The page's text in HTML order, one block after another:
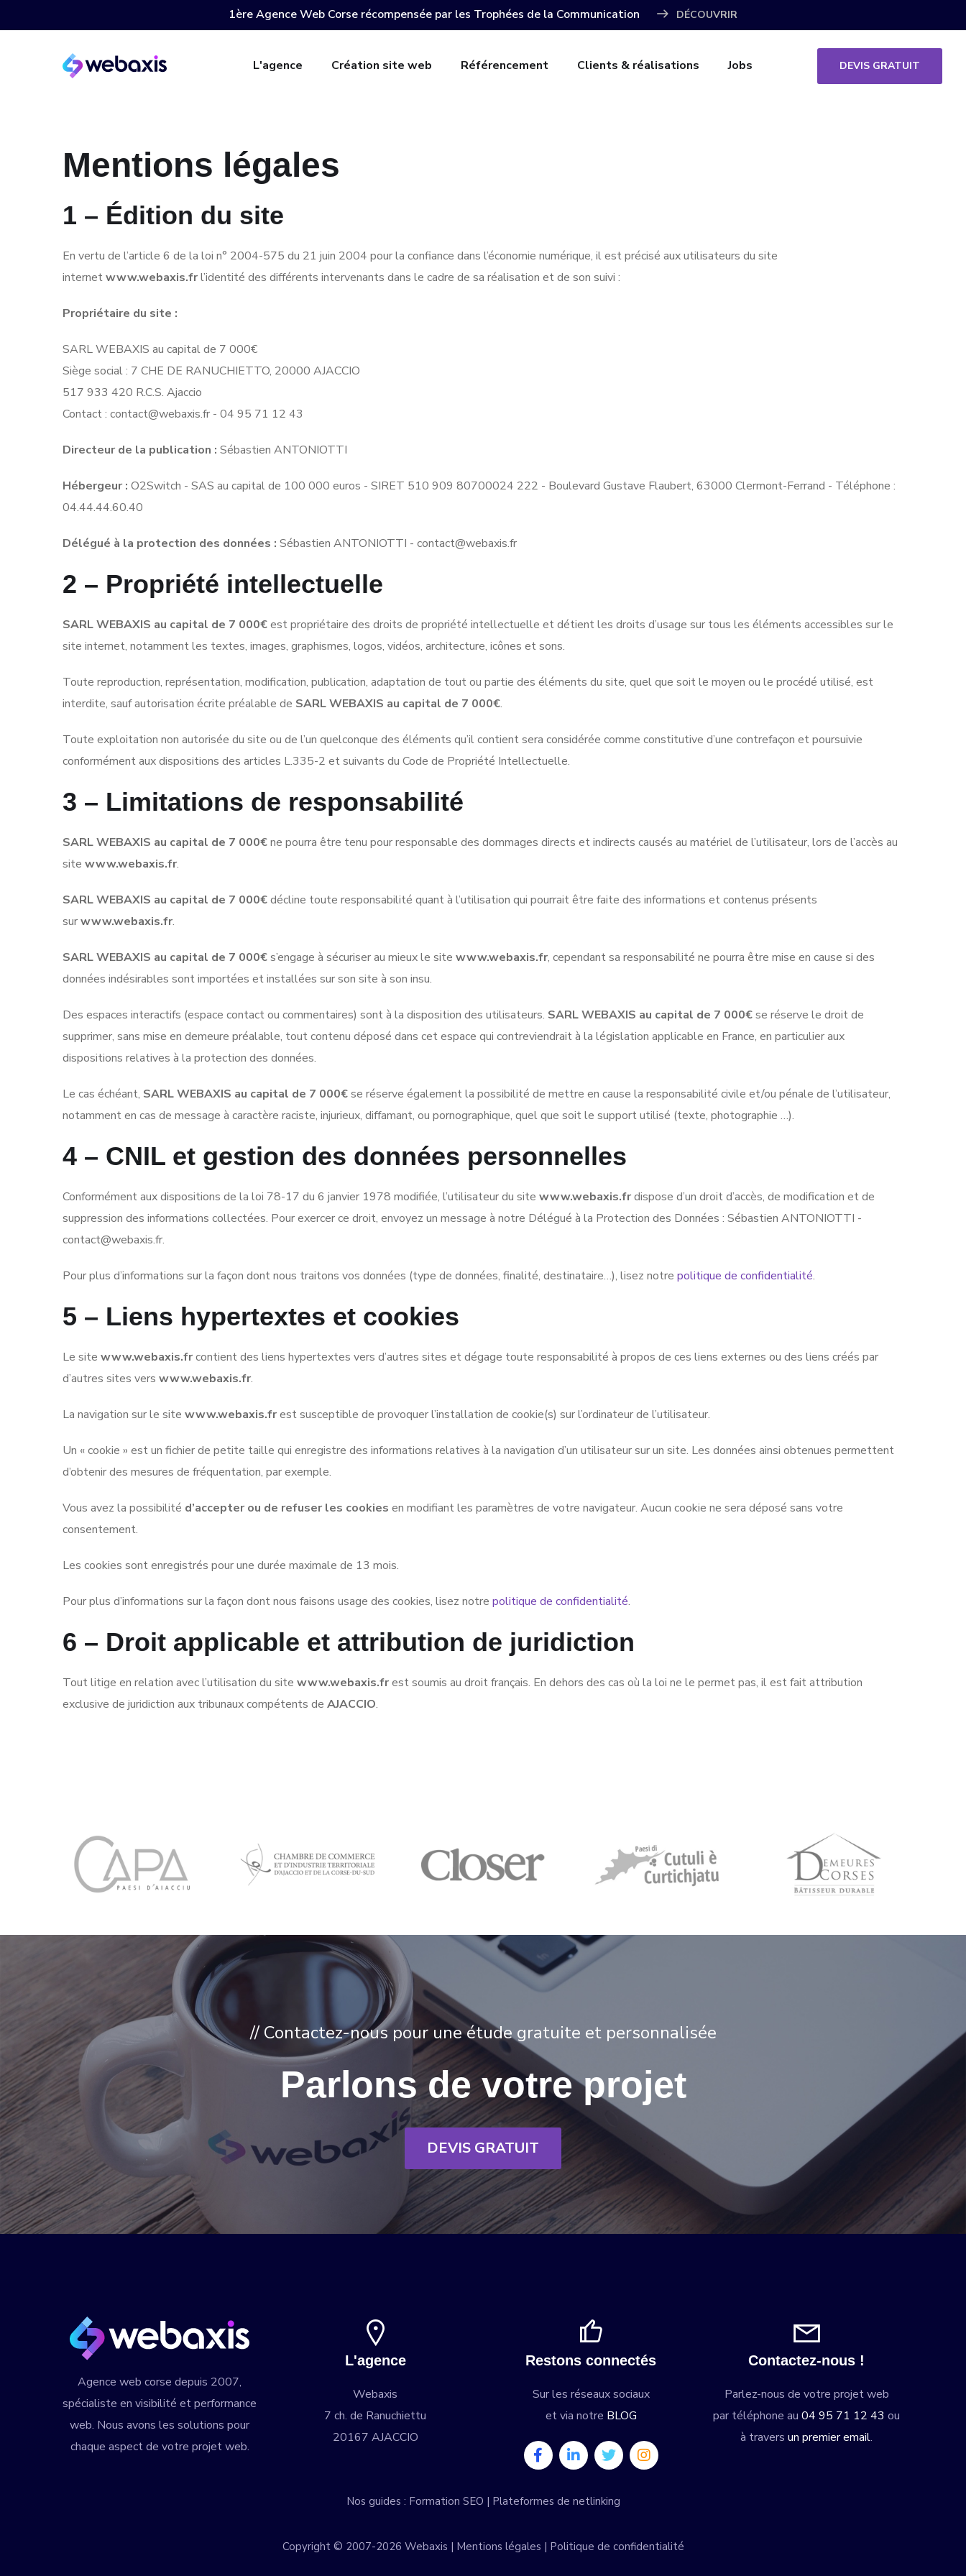
1ère Agence Web Corse récompensée par les Trophées de la Communication DÉCOUVRIR
L'agence Création site web Référencement Clients & réalisations Jobs DEVIS GRATUIT
Mentions légales
1 – Édition du site
En vertu de l’article 6 de la loi n° 2004-575 du 21 juin 2004 pour la confiance dans l’économie numérique, il est précisé aux utilisateurs du site
internetwww.webaxis.frl’identité des différents intervenants dans le cadre de sa réalisation et de son suivi :
Propriétaire du site :
SARL WEBAXIS au capital de 7 000€
Siège social : 7 CHE DE RANUCHIETTO, 20000 AJACCIO
517 933 420 R.C.S. Ajaccio
Contact : contact@webaxis.fr - 04 95 71 12 43
Directeur de la publication : Sébastien ANTONIOTTI
Hébergeur : O2Switch - SAS au capital de 100 000 euros - SIRET 510 909 80700024 222 - Boulevard Gustave Flaubert, 63000 Clermont-Ferrand - Téléphone :
04.44.44.60.40
Délégué à la protection des données : Sébastien ANTONIOTTI - contact@webaxis.fr
2 – Propriété intellectuelle
SARL WEBAXIS au capital de 7 000€est propriétaire des droits de propriété intellectuelle et détient les droits d’usage sur tous les éléments accessibles sur le
site internet, notamment les textes, images, graphismes, logos, vidéos, architecture, icônes et sons.
Toute reproduction, représentation, modification, publication, adaptation de tout ou partie des éléments du site, quel que soit le moyen ou le procédé utilisé, est
interdite, sauf autorisation écrite préalable de SARL WEBAXIS au capital de 7 000€.
Toute exploitation non autorisée du site ou de l’un quelconque des éléments qu’il contient sera considérée comme constitutive d’une contrefaçon et poursuivie
conformément aux dispositions des articles L.335-2 et suivants du Code de Propriété Intellectuelle.
3 – Limitations de responsabilité
SARL WEBAXIS au capital de 7 000€ne pourra être tenu pour responsable des dommages directs et indirects causés au matériel de l’utilisateur, lors de l’accès au
site www.webaxis.fr.
SARL WEBAXIS au capital de 7 000€décline toute responsabilité quant à l’utilisation qui pourrait être faite des informations et contenus présents
surwww.webaxis.fr.
SARL WEBAXIS au capital de 7 000€s’engage à sécuriser au mieux le site www.webaxis.fr, cependant sa responsabilité ne pourra être mise en cause si des
données indésirables sont importées et installées sur son site à son insu.
Des espaces interactifs (espace contact ou commentaires) sont à la disposition des utilisateurs. SARL WEBAXIS au capital de 7 000€se réserve le droit de
supprimer, sans mise en demeure préalable, tout contenu déposé dans cet espace qui contreviendrait à la législation applicable en France, en particulier aux
dispositions relatives à la protection des données.
Le cas échéant, SARL WEBAXIS au capital de 7 000€se réserve également la possibilité de mettre en cause la responsabilité civile et/ou pénale de l’utilisateur,
notamment en cas de message à caractère raciste, injurieux, diffamant, ou pornographique, quel que soit le support utilisé (texte, photographie …).
4 – CNIL et gestion des données personnelles
Conformément aux dispositions de la loi 78-17 du 6 janvier 1978 modifiée, l’utilisateur du site www.webaxis.frdispose d’un droit d’accès, de modification et de
suppression des informations collectées. Pour exercer ce droit, envoyez un message à notre Délégué à la Protection des Données : Sébastien ANTONIOTTI -
contact@webaxis.fr.
Pour plus d’informations sur la façon dont nous traitons vos données (type de données, finalité, destinataire…), lisez notre politique de confidentialité.
5 – Liens hypertextes et cookies
Le site www.webaxis.frcontient des liens hypertextes vers d’autres sites et dégage toute responsabilité à propos de ces liens externes ou des liens créés par
d’autres sites vers www.webaxis.fr.
La navigation sur le site www.webaxis.frest susceptible de provoquer l’installation de cookie(s) sur l’ordinateur de l’utilisateur.
Un « cookie » est un fichier de petite taille qui enregistre des informations relatives à la navigation d’un utilisateur sur un site. Les données ainsi obtenues permettent
d’obtenir des mesures de fréquentation, par exemple.
Vous avez la possibilité d’accepter ou de refuser les cookies en modifiant les paramètres de votre navigateur. Aucun cookie ne sera déposé sans votre
consentement.
Les cookies sont enregistrés pour une durée maximale de 13 mois.
Pour plus d’informations sur la façon dont nous faisons usage des cookies, lisez notre politique de confidentialité.
6 – Droit applicable et attribution de juridiction
Tout litige en relation avec l’utilisation du site www.webaxis.frest soumis au droit français. En dehors des cas où la loi ne le permet pas, il est fait attribution
exclusive de juridiction aux tribunaux compétents de AJACCIO.
// Contactez-nous pour une étude gratuite et personnalisée
Parlons de votre projet
DEVIS GRATUIT
Agence web corse depuis 2007,
spécialiste en visibilité et performance
web. Nous avons les solutions pour
chaque aspect de votre projet web.
L'agence
Webaxis
7 ch. de Ranuchiettu
20167 AJACCIO
Restons connectés
Sur les réseaux sociaux
et via notre BLOG
Contactez-nous !
Parlez-nous de votre projet web
par téléphone au 04 95 71 12 43 ou
à travers un premier email.
Nos guides : Formation SEO | Plateformes de netlinking
Copyright © 2007-2026 Webaxis | Mentions légales | Politique de confidentialité